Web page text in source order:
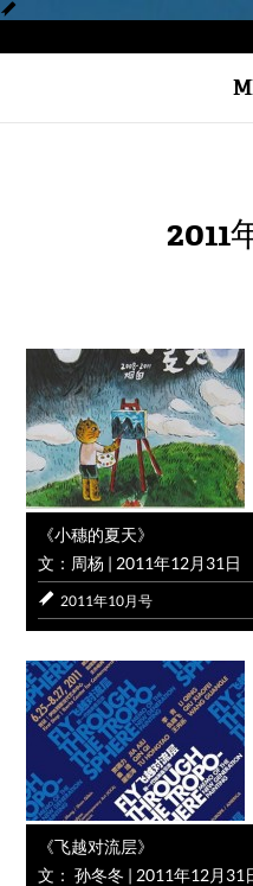
2011
《小穗的夏天》
文：周杨 | 2011年12月31日
2011年10月号
《飞越对流层》
文： 孙冬冬 | 2011年12月31